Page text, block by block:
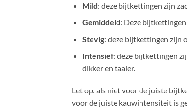
Mild: deze bijtkettingen zijn
Gemiddeld: Deze
Stevig: deze bijtkettingen zijn
Intensief: deze bijtkettingen
dikker en taaier.
Let op: als niet voor de juiste
voor de juiste kauwintensiteit is